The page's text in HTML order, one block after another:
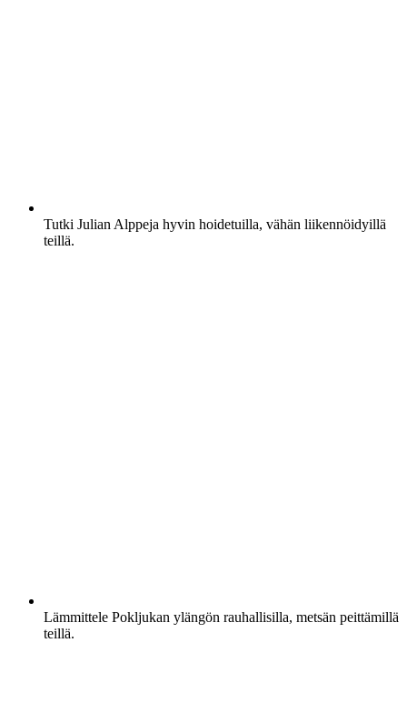
Tutki Julian Alppeja hyvin hoidetuilla, vähän liikennöidyillä
teillä.
Lämmittele Pokljukan ylängön rauhallisilla, metsän peittämillä
teillä.